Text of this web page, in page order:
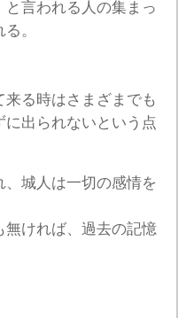
言われる人の集まっ
。
る時はさまざまでも
出られないという点
城人は一切の感情を
ければ、過去の記憶